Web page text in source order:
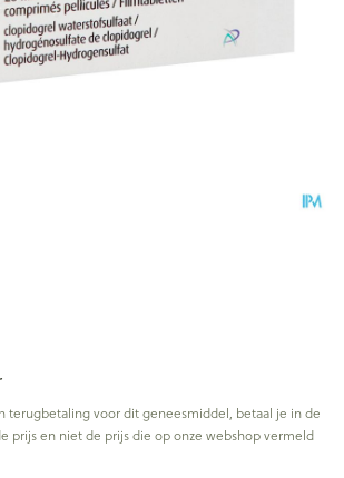
terugbetaling voor dit geneesmiddel, betaal je in de
prijs en niet de prijs die op onze webshop vermeld